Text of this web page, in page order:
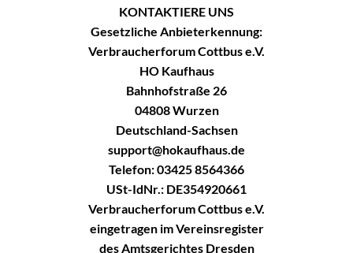
KONTAKTIERE UNS
Gesetzliche Anbieterkennung:
Verbraucherforum Cottbus e.V.
HO Kaufhaus
Bahnhofstraße 26
04808 Wurzen
Deutschland-Sachsen
support@hokaufhaus.de
Telefon: 03425 8564366
USt-IdNr.: DE354920661
Verbraucherforum Cottbus e.V.
eingetragen im Vereinsregister
des Amtsgerichtes Dresden